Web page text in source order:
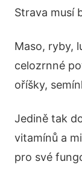
Strava musí
Maso, ryby,
celozrnné
oříšky,
Jedině tak
vitamínů a
pro své